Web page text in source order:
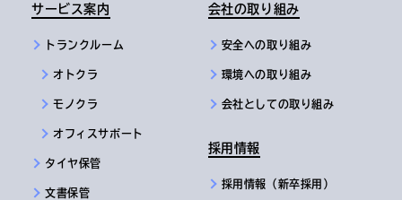
サービス案内
トランクルーム
オトクラ
モノクラ
オフィスサポート
タイヤ保管
文書保管
会社の取り組み
安全への取り組み
環境への取り組み
会社としての取り組み
採用情報
採用情報（新卒採用）